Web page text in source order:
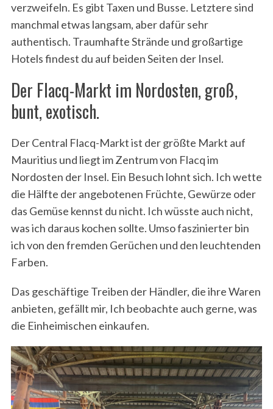
verzweifeln. Es gibt Taxen und Busse. Letztere sind
manchmal etwas langsam, aber dafür sehr
authentisch. Traumhafte Strände und großartige
Hotels findest du auf beiden Seiten der Insel.
Der Flacq-Markt im Nordosten, groß,
bunt, exotisch.
Der Central Flacq-Markt ist der größte Markt auf
Mauritius und liegt im Zentrum von Flacq im
Nordosten der Insel. Ein Besuch lohnt sich. Ich wette
die Hälfte der angebotenen Früchte, Gewürze oder
das Gemüse kennst du nicht. Ich wüsste auch nicht,
was ich daraus kochen sollte. Umso faszinierter bin
ich von den fremden Gerüchen und den leuchtenden
Farben.
Das geschäftige Treiben der Händler, die ihre Waren
anbieten, gefällt mir, Ich beobachte auch gerne, was
die Einheimischen einkaufen.